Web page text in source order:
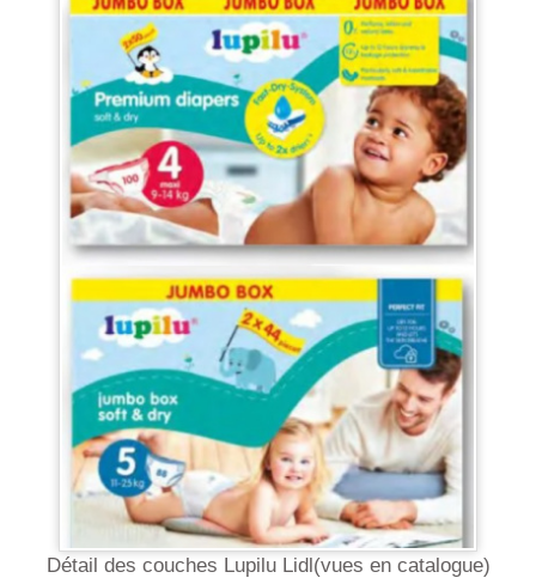
Détail des couches Lupilu Lidl(vues en catalogue)